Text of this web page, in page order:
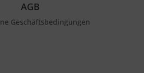
AGB
Geschäftsbedingungen